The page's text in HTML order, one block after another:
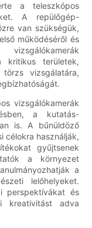
a teleszkópos
A repülőgép-
van szükségük,
működéséről és
kritikus területek,
vizsgálatára,
vizsgálókamerák
a kutatás-
is. A bűnüldöző
célokra használják,
gyűjtsenek
a környezet
a
lelőhelyeket.
perspektívákat és
kreativitást adva